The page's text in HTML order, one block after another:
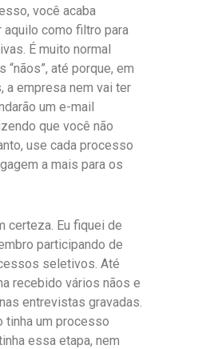
você acaba
aquilo como filtro para
É muito normal
“nãos”, até porque, em
a empresa nem vai ter
um e-mail
que você não
use cada processo
a mais para os
certeza. Eu fiquei de
participando de
seletivos. Até
recebido vários nãos e
entrevistas gravadas.
tinha um processo
essa etapa, nem